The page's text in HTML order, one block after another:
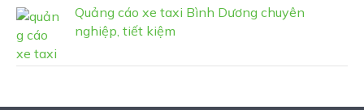
Quảng cáo xe taxi Bình Dương chuyên
nghiệp, tiết kiệm